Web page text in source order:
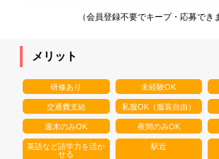
（会員登録不要でキープ・応募でき
メリット
研修あり 未経験OK
交通費支給 私服OK（服装自由）
週末のみOK 夜間のみOK
英語など語学力を活か
せる
駅近